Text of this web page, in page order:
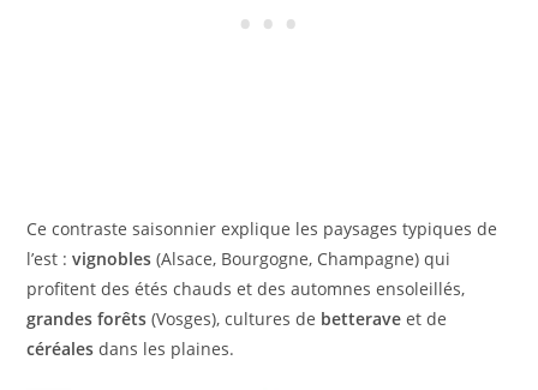
Ce contraste saisonnier explique les paysages typiques de
l’est :vignobles (Alsace, Bourgogne, Champagne) qui
profitent des étés chauds et des automnes ensoleillés,
grandes forêts (Vosges), cultures de betterave et de
céréales dans les plaines.